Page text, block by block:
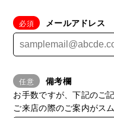
メールアドレス
備考欄
お手数ですが、下記のご
ご来店の際のご案内がス